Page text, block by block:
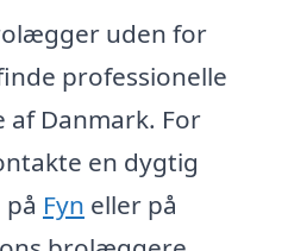
uden for
professionelle
Danmark. For
en dygtig
på Fyn eller på